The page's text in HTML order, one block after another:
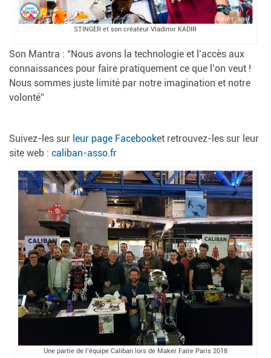
STINGER et son créateur Vladimir KADIR
Son Mantra : “Nous avons la technologie et l’accès aux
connaissances pour faire pratiquement ce que l’on veut !
Nous sommes juste limité par notre imagination et notre
volonté”
Suivez-les sur leur page Facebooket retrouvez-les sur leur
site web : caliban-asso.fr
Une partie de l’équipe Caliban lors de Maker Faire Paris 2018